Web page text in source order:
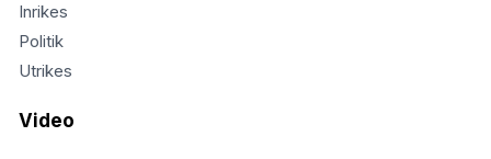
Inrikes
Politik
Utrikes
Video